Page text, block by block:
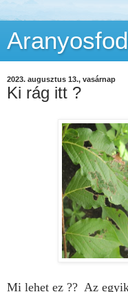
2023. augusztus 13., vasárnap
Ki rág itt ?
Mi lehet ez ?? Az